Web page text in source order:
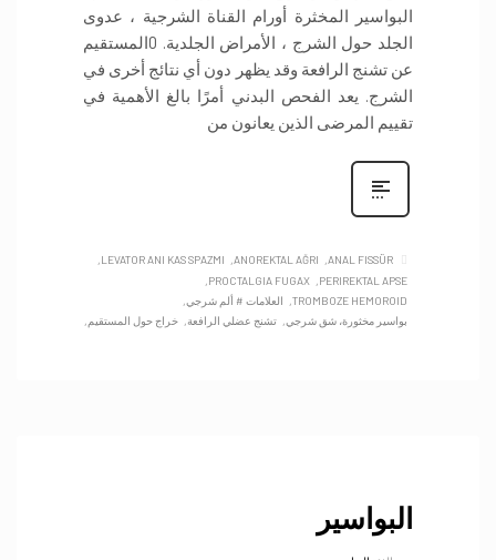
البواسير المخثرة أورام القناة الشرجية ، عدوى
الجلد حول الشرج ، الأمراض الجلدية. 0المستقيم
عن تشنج الرافعة وقد يظهر دون أي نتائج أخرى في
الشرج. يعد الفحص البدني أمرًا بالغ الأهمية في
تقييم المرضى الذين يعانون من
ANAL FISSÜR
ANOREKTAL AĞRI
LEVATOR ANI KAS SPAZMI
PERIREKTAL APSE
PROCTALGIA FUGAX
TROMBOZE HEMOROID
العلامات # ألم شرجي
بواسير مخثورة، شق شرجي
تشنج عضلي الرافعة خراج حول المستقيم
البواسير